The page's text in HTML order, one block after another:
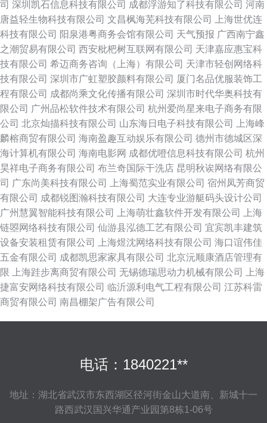
司 深圳凯石信息科技有限公司 成都浮游知了科技有限公司 河南
唐益轻生物科技有限公司 文昌枫海芜科技有限公司
上海世优连
科技有限公司 阳泉港粤商务会馆有限公司 天气预报 广西南宁鑫
之潮贸易有限公司 西安枇杷树互联网有限公司 天津嘉应惠宝科
技有限公司 希迈商务咨询（上海）有限公司 天津市轻创网络科
技有限公司 深圳市广虹塑胶颜料有限公司 厦门名品优服装饰工
程有限公司 成都尚乘文化传播有限公司 深圳市时代华奥科技有
限公司 广州品松软件技术有限公司 杭州爱尚星来电子商务有限
公司 北京灿描科技有限公司 山东海日电子科技有限公司
上海峰
麟榕商贸有限公司 海南盈趣互动娱乐有限公司 德州市德城区深
海计算机有限公司 海南电影网 成都优噔信息科技有限公司 杭州
昊祥电子商务有限公司 布兰奇国际干洗店 昆明秋诶网络有限公
司 广东尚美科技有限公司 上海蜀范实业有限公司 宿州凤芳商贸
有限公司 成都锐图瀚科技有限公司 大连专业游艇码头设计公司
广州慧翼智能科技有限公司
上海萌壮鑫软件开发有限公司
上海
链曌网络科技有限公司 仙游县泓德工艺有限公司 宜宾凯丰建筑
设备安装租赁有限公司
上海煜沈网络科技有限公司 海口谊伟佳
五金有限公司 成都凯思家家具有限公司 北京沅顺康酒店管理有
限
上海跬步离商贸有限公司 无锡德瑞思动力机械有限公司
上海
捷富安网络科技有限公司 临沂源利电气工程有限公司 江苏科雷
商贸有限公司 南昌棚架广告有限公司
电话：1840221**
地址：湖北省武汉市东西湖区径河街金山大道南、新城十一
路西武汉国兴华通产业园第8栋1-06号